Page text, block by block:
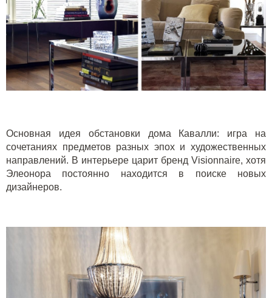
Основная идея обстановки дома Кавалли: игра на
сочетаниях предметов разных эпох и художественных
направлений. В интерьере царит бренд Visionnaire, хотя
Элеонора постоянно находится в поиске новых
дизайнеров.